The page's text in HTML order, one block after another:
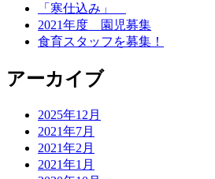
「寒仕込み」
2021年度 園児募集
食育スタッフを募集！
アーカイブ
2025年12月
2021年7月
2021年2月
2021年1月